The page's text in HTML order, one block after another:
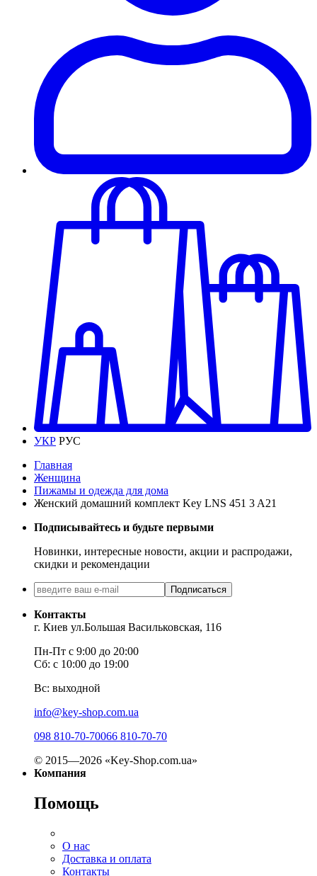
УКР РУС
Главная
Женщина
Пижамы и одежда для дома
Женский домашний комплект Key LNS 451 3 A21
Подписывайтесь и будьте первыми
Новинки, интересные новости, акции и распродажи,
скидки и рекомендации
Подписаться
Контакты
г. Киев ул.Большая Васильковская, 116
Пн-Пт с 9:00 до 20:00
Сб: с 10:00 до 19:00
Вс: выходной
info@key-shop.com.ua
098 810-70-70066 810-70-70
© 2015—2026 «Key-Shop.com.ua»
Компания
Помощь
О нас
Доставка и оплата
Контакты